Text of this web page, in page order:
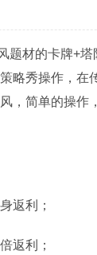
题材的卡牌+
略秀操作，在
，简单的操作
返利；
返利；